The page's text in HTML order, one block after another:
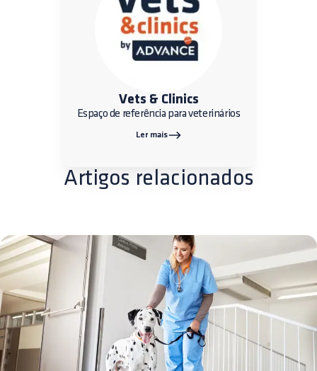
Vets & Clinics
Espaço de referência para veterinários
Ler mais
Artigos relacionados